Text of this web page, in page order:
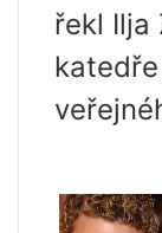
řekl Ilja